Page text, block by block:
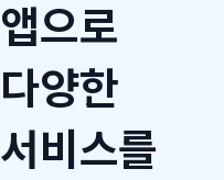
앱으로
다양한
서비스를